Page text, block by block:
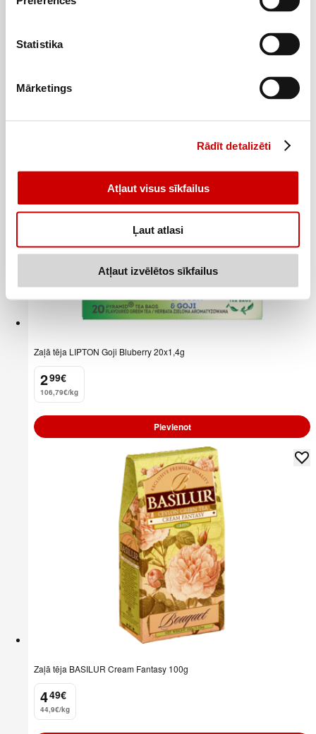
Statistika
Mārketings
Rādīt detalizēti
Atļaut visus sīkfailus
Ļaut atlasi
Atļaut izvēlētos sīkfailus
Zaļā tēja LIPTON Goji Bluberry 20x1,4g
2
. 99€
106,79€/kg
Pievienot
Zaļā tēja BASILUR Cream Fantasy 100g
4
. 49€
44,9€/kg